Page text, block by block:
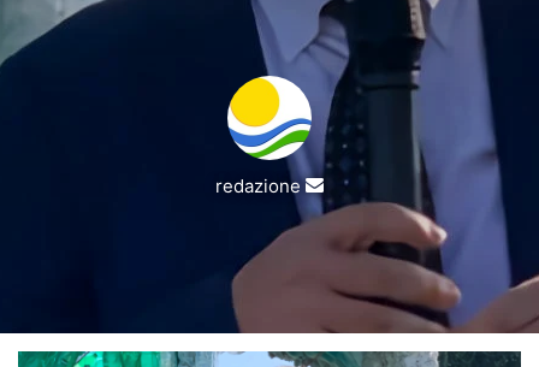
redazione
Invia
un'email